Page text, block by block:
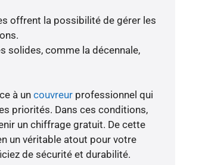
offrent la possibilité de gérer les
solides, comme la décennale,
à uncouvreurprofessionnel qui
priorités. Dans ces conditions,
un chiffrage gratuit. De cette
un véritable atout pour votre
de sécurité et durabilité.